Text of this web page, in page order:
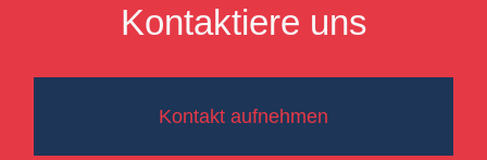
Kontaktiere uns
Kontakt aufnehmen